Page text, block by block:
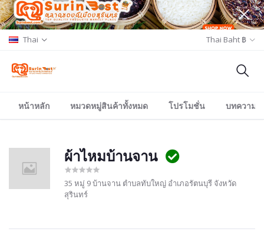
Thai Thai Baht ฿
หน้าหลัก หมวดหมู่สินค้าทั้งหมด โปรโมชั่น บทความ/
ผ้าไหมบ้านจาน
35 หมู่ 9 บ้านจาน ตำบลทับใหญ่ อำเภอรัตนบุรี จังหวัด
สุรินทร์